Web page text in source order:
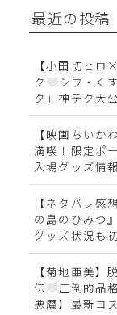
最近の投稿
【小田切ヒ
ク
シワ・く
ク」神テク大
【映画ちいか
満喫！限定ポ
入場グッズ情
【ネタバレ感
の島のひみつ
グッズ状況も
【菊地亜美】
伝
圧倒的品
悪魔】最新コ